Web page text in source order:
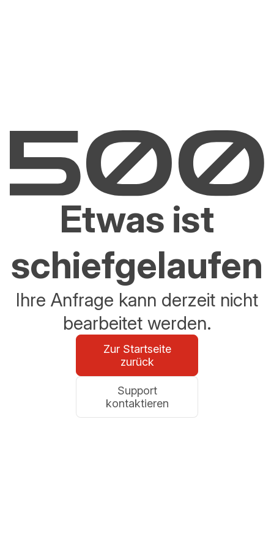
Etwas ist
schiefgelaufen
Ihre Anfrage kann derzeit nicht
bearbeitet werden.
Zur Startseite
zurück
Support
kontaktieren